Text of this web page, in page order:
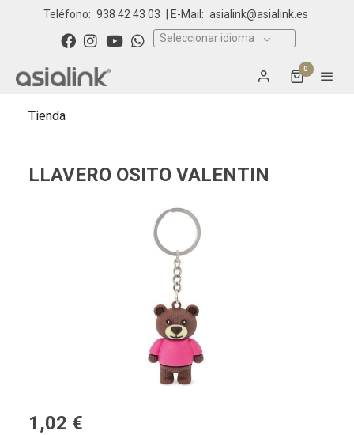
Teléfono: 938 42 43 03 | E-Mail: asialink@asialink.es
Seleccionar idioma
0
Tienda
LLAVERO OSITO VALENTIN
1,02 €